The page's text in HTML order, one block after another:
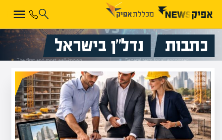
כתבות נדל”ן בישראל